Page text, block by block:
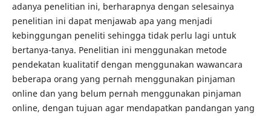
adanya penelitian ini, berharapnya dengan selesainya
penelitian ini dapat menjawab apa yang menjadi
kebinggungan peneliti sehingga tidak perlu lagi untuk
bertanya-tanya. Penelitian ini menggunakan metode
pendekatan kualitatif dengan menggunakan wawancara
beberapa orang yang pernah menggunakan pinjaman
online dan yang belum pernah menggunakan pinjaman
online, dengan tujuan agar mendapatkan pandangan yang